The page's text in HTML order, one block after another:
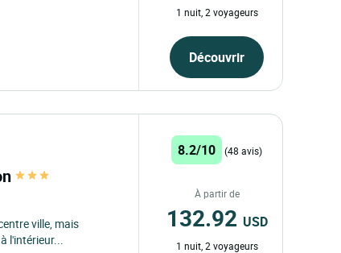
1 nuit, 2 voyageurs
Découvrir
ville, mais
l'intérieur...
8.2/10 (48 avis)
À partir de
132.92 USD
1 nuit, 2 voyageurs